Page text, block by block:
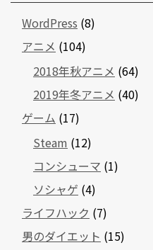
WordPress (8)
アニメ (104)
2018年秋アニメ (64)
2019年冬アニメ (40)
ゲーム (17)
Steam (12)
コンシューマ (1)
ソシャゲ (4)
ライフハック (7)
男のダイエット (15)